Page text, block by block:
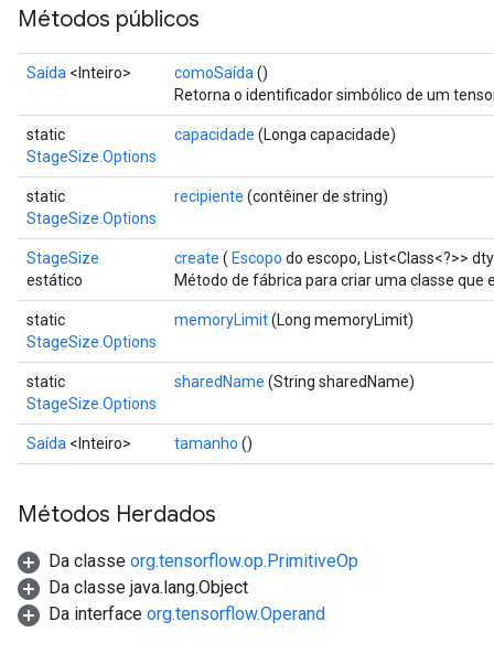
Métodos públicos
Saída <Inteiro> comoSaída ()
Retorna o identificador simbólico de um
static
StageSize.Options
capacidade (Longa capacidade)
static
StageSize.Options
recipiente (contêiner de string)
StageSize
estático
create ( Escopo do escopo, List<Class<?>>
Método de fábrica para criar uma classe que
static
StageSize.Options
memoryLimit(Long memoryLimit)
static
StageSize.Options
sharedName (String sharedName)
Saída <Inteiro> tamanho ()
Métodos Herdados
Da classe org.tensorflow.op.PrimitiveOp
Da classe java.lang.Object
Da interface org.tensorflow.Operand